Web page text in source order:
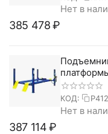
Нет в
385 478 ₽
КОД: P412
Нет в
387 114 ₽